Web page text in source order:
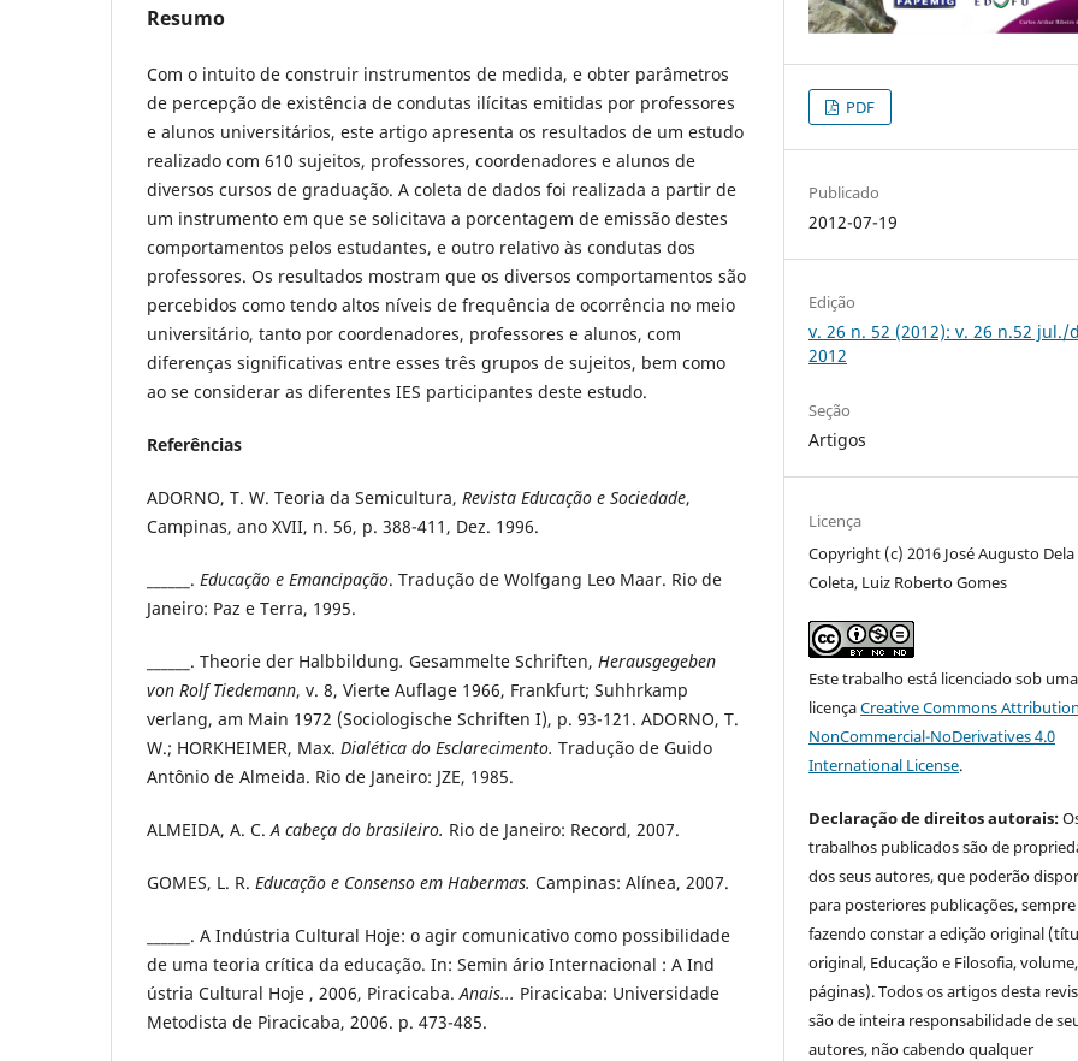
Resumo
Com o intuito de construir instrumentos de medida, e obter parâmetros
de percepção de existência de condutas ilícitas emitidas por professores
e alunos universitários, este artigo apresenta os resultados de um estudo
realizado com 610 sujeitos, professores, coordenadores e alunos de
diversos cursos de graduação. A coleta de dados foi realizada a partir de
um instrumento em que se solicitava a porcentagem de emissão destes
comportamentos pelos estudantes, e outro relativo às condutas dos
professores. Os resultados mostram que os diversos comportamentos são
percebidos como tendo altos níveis de frequência de ocorrência no meio
universitário, tanto por coordenadores, professores e alunos, com
diferenças significativas entre esses três grupos de sujeitos, bem como
ao se considerar as diferentes IES participantes deste estudo.
Referências
ADORNO, T. W. Teoria da Semicultura, Revista Educação e Sociedade,
Campinas, ano XVII, n. 56, p. 388-411, Dez. 1996.
______. Educação e Emancipação. Tradução de Wolfgang Leo Maar. Rio de
Janeiro: Paz e Terra, 1995.
______. Theorie der Halbbildung. Gesammelte Schriften, Herausgegeben
von Rolf Tiedemann, v. 8, Vierte Auflage 1966, Frankfurt; Suhhrkamp
verlang, am Main 1972 (Sociologische Schriften I), p. 93-121. ADORNO, T.
W.; HORKHEIMER, Max. Dialética do Esclarecimento. Tradução de Guido
Antônio de Almeida. Rio de Janeiro: JZE, 1985.
ALMEIDA, A. C.A cabeça do brasileiro. Rio de Janeiro: Record, 2007.
GOMES, L. R. Educação e Consenso em Habermas. Campinas: Alínea, 2007.
______. A Indústria Cultural Hoje: o agir comunicativo como possibilidade
de uma teoria crítica da educação. In: Semin ário Internacional : A Ind
ústria Cultural Hoje , 2006, Piracicaba.Anais... Piracicaba: Universidade
Metodista de Piracicaba, 2006. p. 473-485.
PDF
Publicado
2012-07-19
Edição
v. 26 n. 52 (2012): v. 26 n.52 jul./
2012
Seção
Artigos
Licença
Copyright (c) 2016 José Augusto Dela
Coleta, Luiz Roberto Gomes
Este trabalho está licenciado sob uma
licençaCreative Commons
NonCommercial-NoDerivatives 4.0
International License.
Declaração de direitos autorais:
trabalhos publicados são de
dos seus autores, que poderão
para posteriores publicações, sempre
fazendo constar a edição original
original, Educação e Filosofia,
páginas). Todos os artigos desta
são de inteira responsabilidade de
autores, não cabendo qualquer